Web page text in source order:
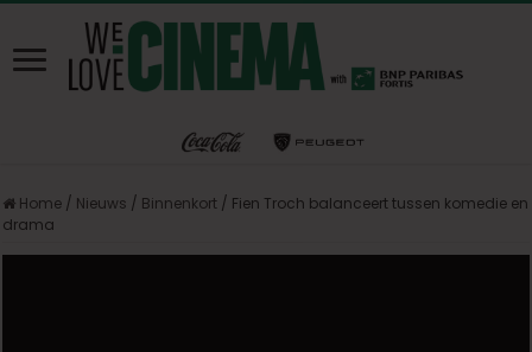
Home / Nieuws / Binnenkort / Fien Troch balanceert tussen komedie en
drama